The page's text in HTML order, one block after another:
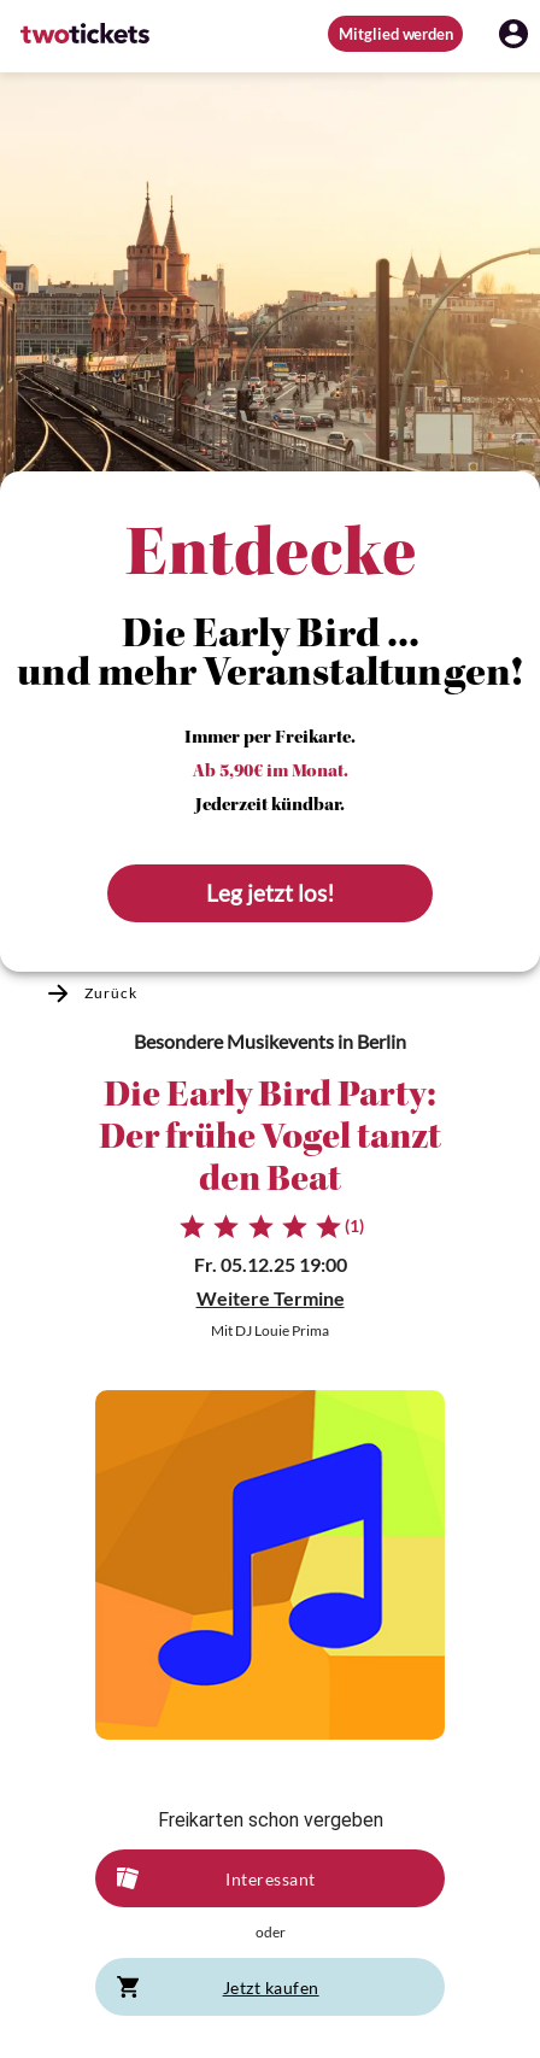
Mitglied werden
Entdecke
Die Early Bird ...
und mehr Veranstaltungen!
Immer per Freikarte.
Ab 5,90€ im Monat.
Jederzeit kündbar.
Leg jetzt los!
Zurück
Besondere Musikevents in Berlin
Die Early Bird Party:
Der frühe Vogel tanzt
den Beat
(1)
Fr. 05.12.25 19:00
Weitere Termine
Mit DJ Louie Prima
Freikarten schon vergeben
Interessant
oder
Jetzt kaufen